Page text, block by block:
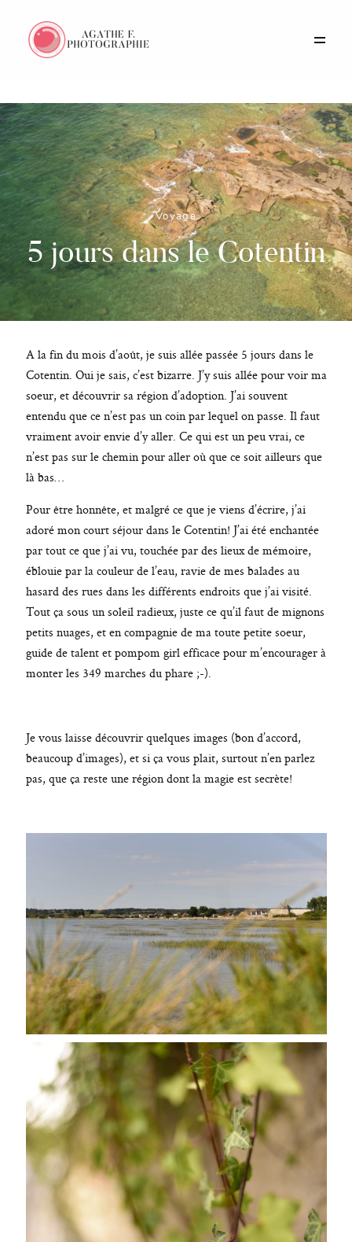
Voyage
5 jours dans le Cotentin
A la fin du mois d’août, je suis allée passée 5 jours dans le
Cotentin. Oui je sais, c’est bizarre. J’y suis allée pour voir ma
soeur, et découvrir sa région d’adoption. J’ai souvent
entendu que ce n’est pas un coin par lequel on passe. Il faut
vraiment avoir envie d’y aller. Ce qui est un peu vrai, ce
n’est pas sur le chemin pour aller où que ce soit ailleurs que
là bas…
Pour être honnête, et malgré ce que je viens d’écrire, j’ai
adoré mon court séjour dans le Cotentin! J’ai été enchantée
par tout ce que j’ai vu, touchée par des lieux de mémoire,
éblouie par la couleur de l’eau, ravie de mes balades au
hasard des rues dans les différents endroits que j’ai visité.
Tout ça sous un soleil radieux, juste ce qu’il faut de mignons
petits nuages, et en compagnie de ma toute petite soeur,
guide de talent et pompom girl efficace pour m’encourager à
monter les 349 marches du phare ;-).
Je vous laisse découvrir quelques images (bon d’accord,
beaucoup d’images), et si ça vous plait, surtout n’en parlez
pas, que ça reste une région dont la magie est secrète!
Histoires
Prestations
A propos
Contact
AGATHE F. PHOTOGRAPHIE
825.370.042